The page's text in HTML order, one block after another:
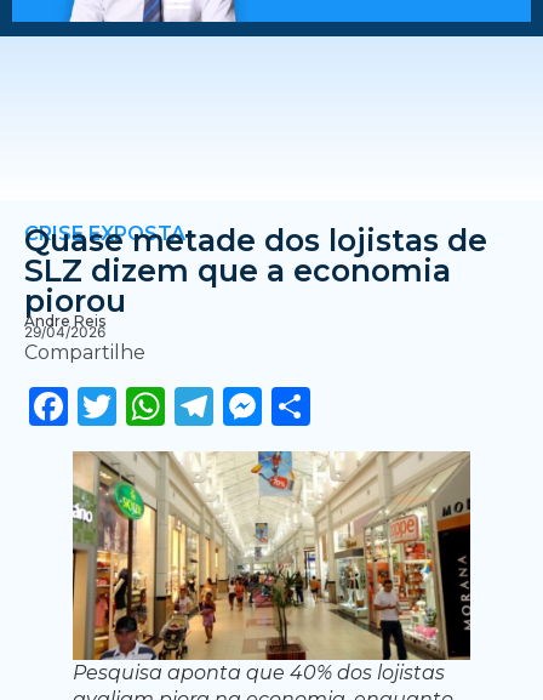
CRISE EXPOSTA
Quase metade dos lojistas de
SLZ dizem que a economia
piorou
Andre Reis
29/04/2026
Compartilhe
Facebook
Twitter
WhatsApp
Telegram
Messenger
Pesquisa aponta que 40% dos lojistas